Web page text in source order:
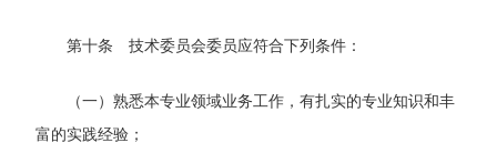
第十条 技术委员会委员应符合下列条件：
（一）熟悉本专业领域业务工作，有扎实的专业知识和丰
富的实践经验；